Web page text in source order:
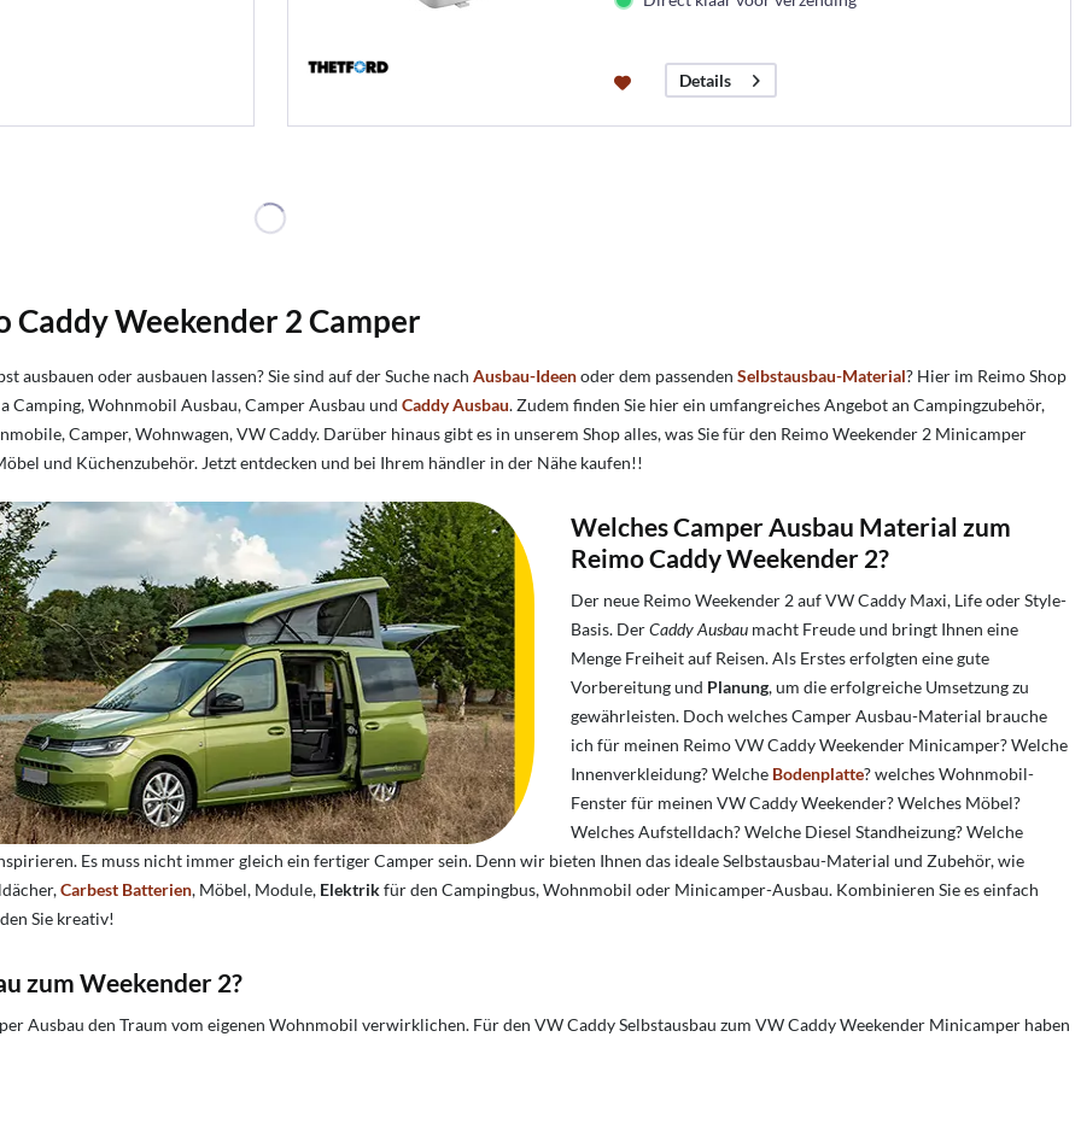
Details
Caddy Weekender 2 Camper
ausbauen oder ausbauen lassen? Sie sind auf der Suche nach Ausbau-Ideenoder dem passenden Selbstausbau-Material? Hier im Reimo Shop
Camping, Wohnmobil Ausbau, Camper Ausbau und Caddy Ausbau. Zudem finden Sie hier ein umfangreiches Angebot an Campingzubehör,
Camper, Wohnwagen, VW Caddy. Darüber hinaus gibt es in unserem Shop alles, was Sie für den Reimo Weekender 2 Minicamper
und Küchenzubehör. Jetzt entdecken und bei Ihrem händler in der Nähe kaufen!!
Welches Camper Ausbau Material zum
Reimo Caddy Weekender 2?
Der neue Reimo Weekender 2 auf VW Caddy Maxi, Life oder Style-
Basis. DerCaddy Ausbau macht Freude und bringt Ihnen eine
Menge Freiheit auf Reisen. Als Erstes erfolgten eine gute
Vorbereitung und Planung, um die erfolgreiche Umsetzung zu
gewährleisten. Doch welches Camper Ausbau-Material brauche
ich für meinen Reimo VW Caddy Weekender Minicamper? Welche
Innenverkleidung? Welche Bodenplatte? welches Wohnmobil-
Fenster für meinen VW Caddy Weekender? Welches Möbel?
Welches Aufstelldach? Welche Diesel Standheizung? Welche
Es muss nicht immer gleich ein fertiger Camper sein. Denn wir bieten Ihnen das ideale Selbstausbau-Material und Zubehör, wie
Carbest Batterien, Möbel, Module, Elektrikfür den Campingbus, Wohnmobil oder Minicamper-Ausbau. Kombinieren Sie es einfach
Sie kreativ!
zum Weekender 2?
Ausbau den Traum vom eigenen Wohnmobil verwirklichen. Für den VW Caddy Selbstausbau zum VW Caddy Weekender Minicamper haben